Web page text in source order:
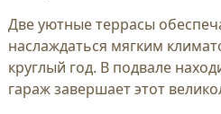
Две уютные террасы
наслаждаться мягким
круглый год. В подвале
гараж завершает этот